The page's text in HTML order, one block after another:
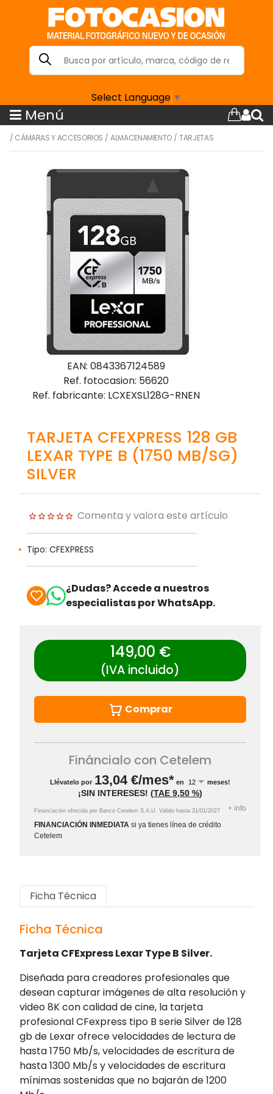
Select Language ▼
Menú
/ CÁMARAS Y ACCESORIOS /ALMACENAMIENTO /TARJETAS
EAN: 0843367124589
Ref. fotocasion: 56620
Ref. fabricante: LCXEXSL128G-RNEN
TARJETA CFEXPRESS 128 GB
LEXAR TYPE B (1750 MB/SG)
SILVER
Comenta y valora este artículo
Tipo: CFEXPRESS
¿Dudas? Accede a nuestros
especialistas por WhatsApp.
149,00 €
(IVA incluido)
Comprar
Fináncialo con Cetelem
Llévatelo por 13,04€/mes* en meses!
¡SIN INTERESES! (TAE 9,50 %)
Financiación ofrecida por Banco Cetelem S.A.U. Válido hasta 31/01/2027 + info
FINANCIACIÓN INMEDIATA si ya tienes línea de crédito
Cetelem
Ficha Técnica
Ficha Técnica
Tarjeta CFExpress Lexar Type B Silver.
Diseñada para creadores profesionales que
desean capturar imágenes de alta resolución y
video 8K con calidad de cine, la tarjeta
profesional CFexpress tipo B serie Silver de 128
gb de Lexar ofrece velocidades de lectura de
hasta 1750 Mb/s, velocidades de escritura de
hasta 1300 Mb/s y velocidades de escritura
mínimas sostenidas que no bajarán de 1200